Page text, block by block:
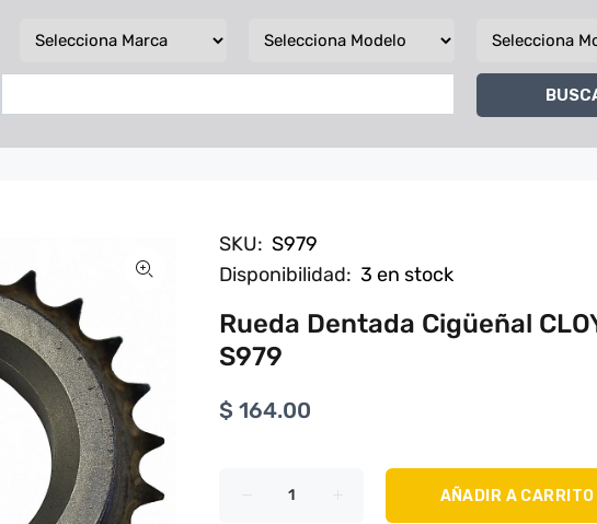
SKU: S979
Disponibilidad: 3 en stock
Rueda Dentada Cigüeñal
S979
$ 164.00
AÑADIR A CARRITO